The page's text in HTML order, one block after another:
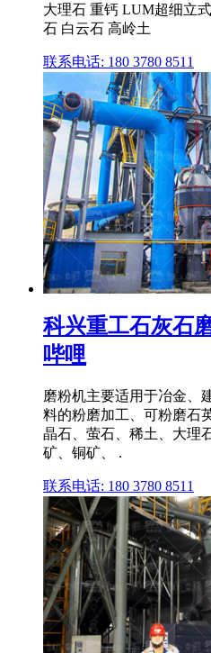
大理石 重钙 LUM超细立
石 白云石 高岭土
联系电话: 180 3780 8511
科兴重工石灰石
哔哩
磨粉机主要适用于冶金、
料的粉磨加工、可粉磨石
晶石、萤石、稀土、大理
矿、铜矿、 .
联系电话: 180 3780 8511